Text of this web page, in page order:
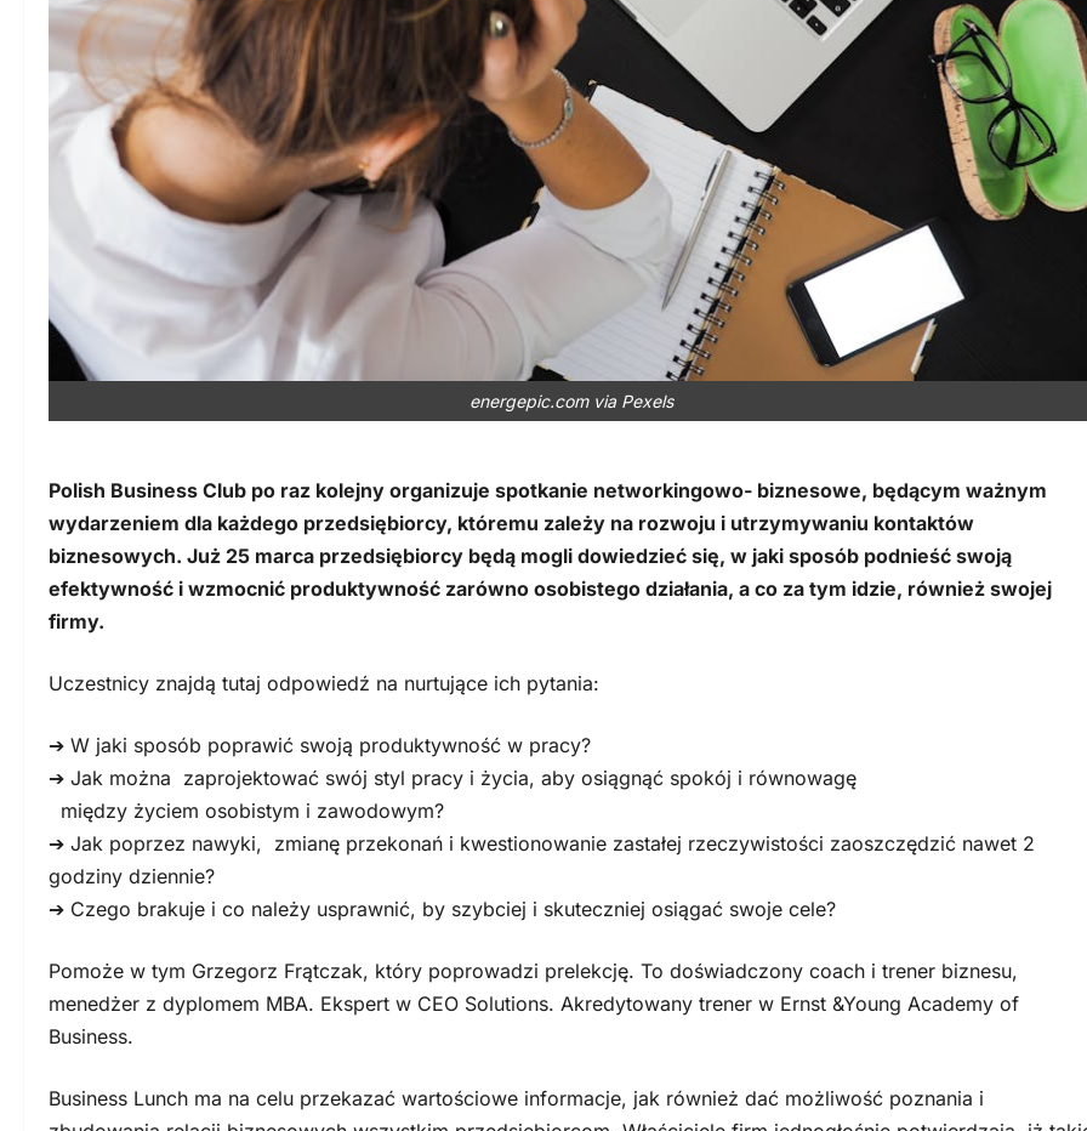
energepic.com via Pexels
Polish Business Club po raz kolejny organizuje spotkanie networkingowo- biznesowe, będącym ważnym
wydarzeniem dla każdego przedsiębiorcy, któremu zależy na rozwoju i utrzymywaniu kontaktów
biznesowych. Już 25 marca przedsiębiorcy będą mogli dowiedzieć się, w jaki sposób podnieść swoją
efektywność i wzmocnić produktywność zarówno osobistego działania, a co za tym idzie, również swojej
firmy.
Uczestnicy znajdą tutaj odpowiedź na nurtujące ich pytania:
➔ W jaki sposób poprawić swoją produktywność w pracy?
➔ Jak można zaprojektować swój styl pracy i życia, aby osiągnąć spokój i równowagę
między życiem osobistym i zawodowym?
➔ Jak poprzez nawyki, zmianę przekonań i kwestionowanie zastałej rzeczywistości zaoszczędzić nawet 2
godziny dziennie?
➔ Czego brakuje i co należy usprawnić, by szybciej i skuteczniej osiągać swoje cele?
Pomoże w tym Grzegorz Frątczak, który poprowadzi prelekcję. To doświadczony coach i trener biznesu,
menedżer z dyplomem MBA. Ekspert w CEO Solutions. Akredytowany trener w Ernst &Young Academy of
Business.
Business Lunch ma na celu przekazać wartościowe informacje, jak również dać możliwość poznania i